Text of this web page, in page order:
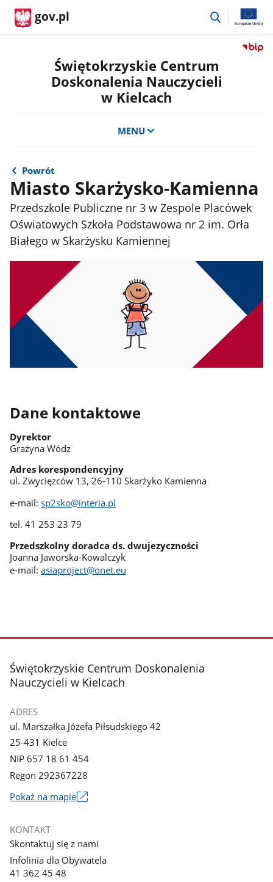
gov.pl
przejdź
Przejdź
Świętokrzyskie Centrum
Doskonalenia Nauczycieli
w Kielcach
MENU
Powrót
Miasto Skarżysko-Kamienna
Przedszkole Publiczne nr 3 w Zespole Placówek
Oświatowych Szkoła Podstawowa nr 2 im. Orła
Białego w Skarżysku Kamiennej
Dane kontaktowe
Dyrektor
Grażyna Wódz
Adres korespondencyjny
ul. Zwycięzców 13, 26-110 Skarżyko Kamienna
e-mail: sp2sko@interia.pl
tel. 41 253 23 79
Przedszkolny doradca ds. dwujezyczności
Joanna Jaworska-Kowalczyk
e-mail: asiaproject@onet.eu
stopka
Świętokrzyskie Centrum Doskonalenia
Nauczycieli w Kielcach
ADRES
ul. Marszałka Józefa Piłsudskiego 42
25-431 Kielce
NIP 657 18 61 454
Regon 292367228
Pokaż na mapieLink
nowym
oknie
KONTAKT
Skontaktuj się z nami
Infolinia dla Obywatela
41 362 45 48